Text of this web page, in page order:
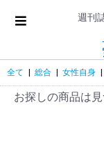
週刊
全て 総合 女性自身
お探しの商品は